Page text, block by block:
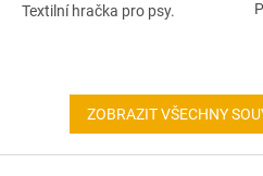
Textilní hračka pro psy.
ZOBRAZIT VŠECHNY